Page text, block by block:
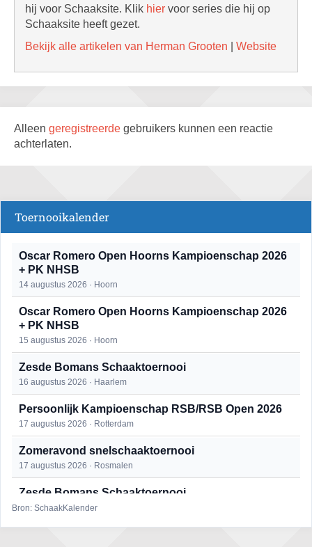
hij voor Schaaksite. Klik hier voor series die hij op
Schaaksite heeft gezet.
Bekijk alle artikelen van Herman Grooten
Website
Alleen geregistreerde gebruikers kunnen een reactie
achterlaten.
Toernooikalender
Oscar Romero Open Hoorns Kampioenschap 2026
+ PK NHSB
14 augustus 2026 · Hoorn
Oscar Romero Open Hoorns Kampioenschap 2026
+ PK NHSB
15 augustus 2026 · Hoorn
Zesde Bomans Schaaktoernooi
16 augustus 2026 · Haarlem
Persoonlijk Kampioenschap RSB/RSB Open 2026
17 augustus 2026 · Rotterdam
Zomeravond snelschaaktoernooi
17 augustus 2026 · Rosmalen
Zesde Bomans Schaaktoernooi
17 augustus 2026 · Haarlem
Bron: SchaakKalender